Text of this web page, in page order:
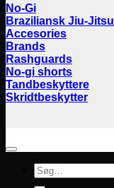
No-Gi
Braziliansk Jiu-Jitsu
Accesories
Brands
Rashguards
No-gi shorts
Tandbeskyttere
Skridtbeskytter
Søg
efter: